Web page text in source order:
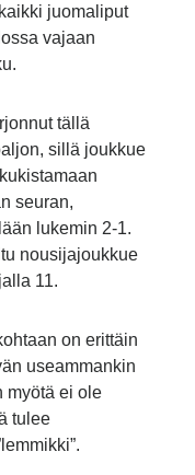
juomaliput
vajaan
tällä
sillä joukkue
seuran,
lukemin 2-1.
nousijajoukkue
11.
on erittäin
useammankin
myötä ei ole
tulee